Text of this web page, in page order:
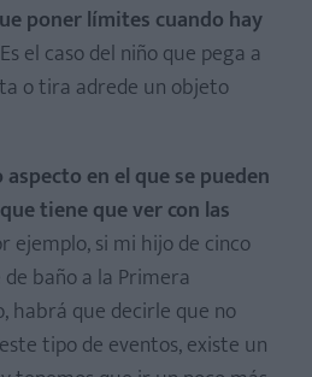
poner límites cuando hay
el caso del niño que pega a
o tira adrede un objeto
en el que se pueden
tiene que ver con las
ejemplo, si mi hijo de cinco
baño a la Primera
habrá que decirle que no
tipo de eventos, existe un